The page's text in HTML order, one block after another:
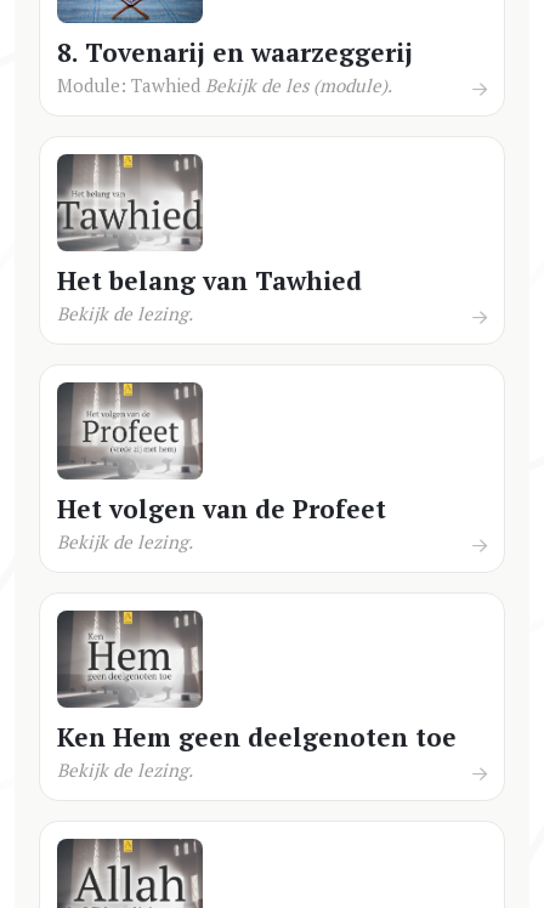
8. Tovenarij en waarzeggerij
Module: Tawhied Bekijk de les (module).
Het belang van Tawhied
Bekijk de lezing.
Het volgen van de Profeet
Bekijk de lezing.
Ken Hem geen deelgenoten toe
Bekijk de lezing.